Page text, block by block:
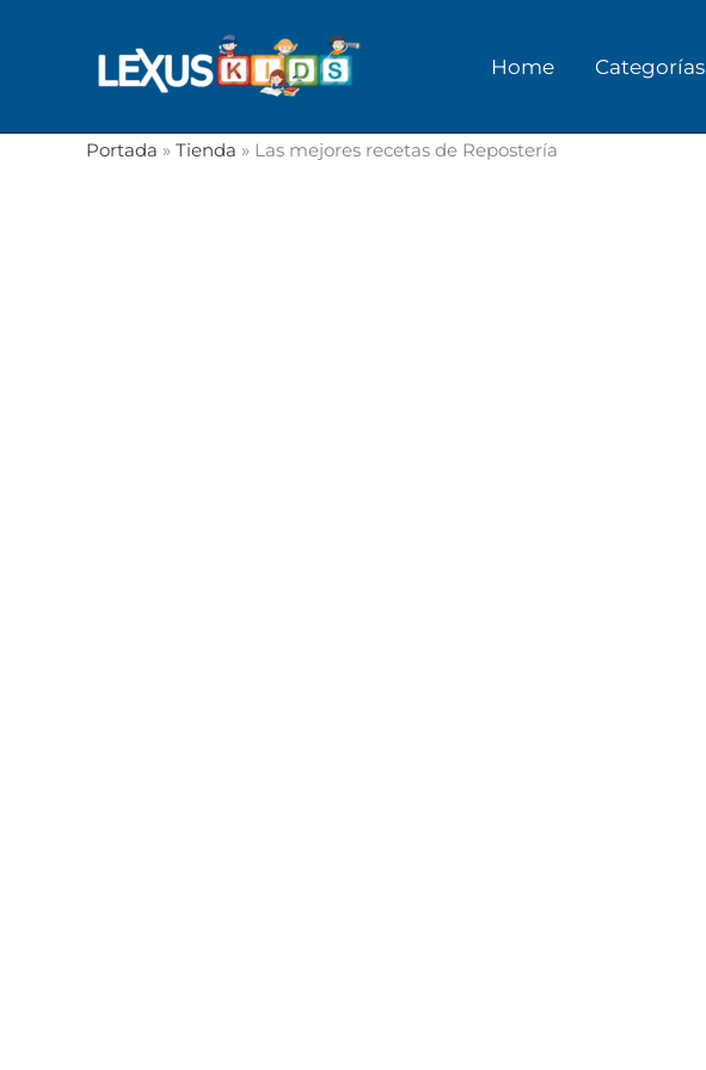
Home Categorías
Portada » Tienda » Las mejores recetas de Repostería